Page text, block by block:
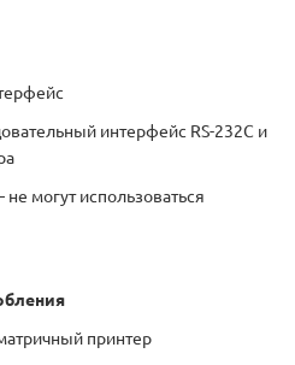
интерфейс RS-232C и
могут использоваться
принтер